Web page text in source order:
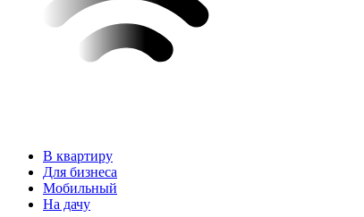
В квартиру
Для бизнеса
Мобильный
На дачу